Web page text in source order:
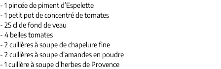
- 1 pincée de piment d’Espelette
- 1 petit pot de concentré de tomates
- 25 cl de fond de veau
- 4 belles tomates
- 2 cuillères à soupe de chapelure fine
- 2 cuillères à soupe d’amandes en poudre
- 1 cuillère à soupe d’herbes de Provence